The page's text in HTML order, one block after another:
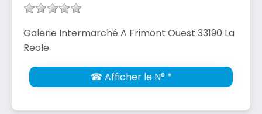
Galerie Intermarché A Frimont Ouest 33190 La
Reole
☎ Afficher le N° *